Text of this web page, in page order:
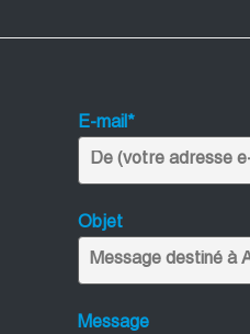
E-mail*
Objet
Message